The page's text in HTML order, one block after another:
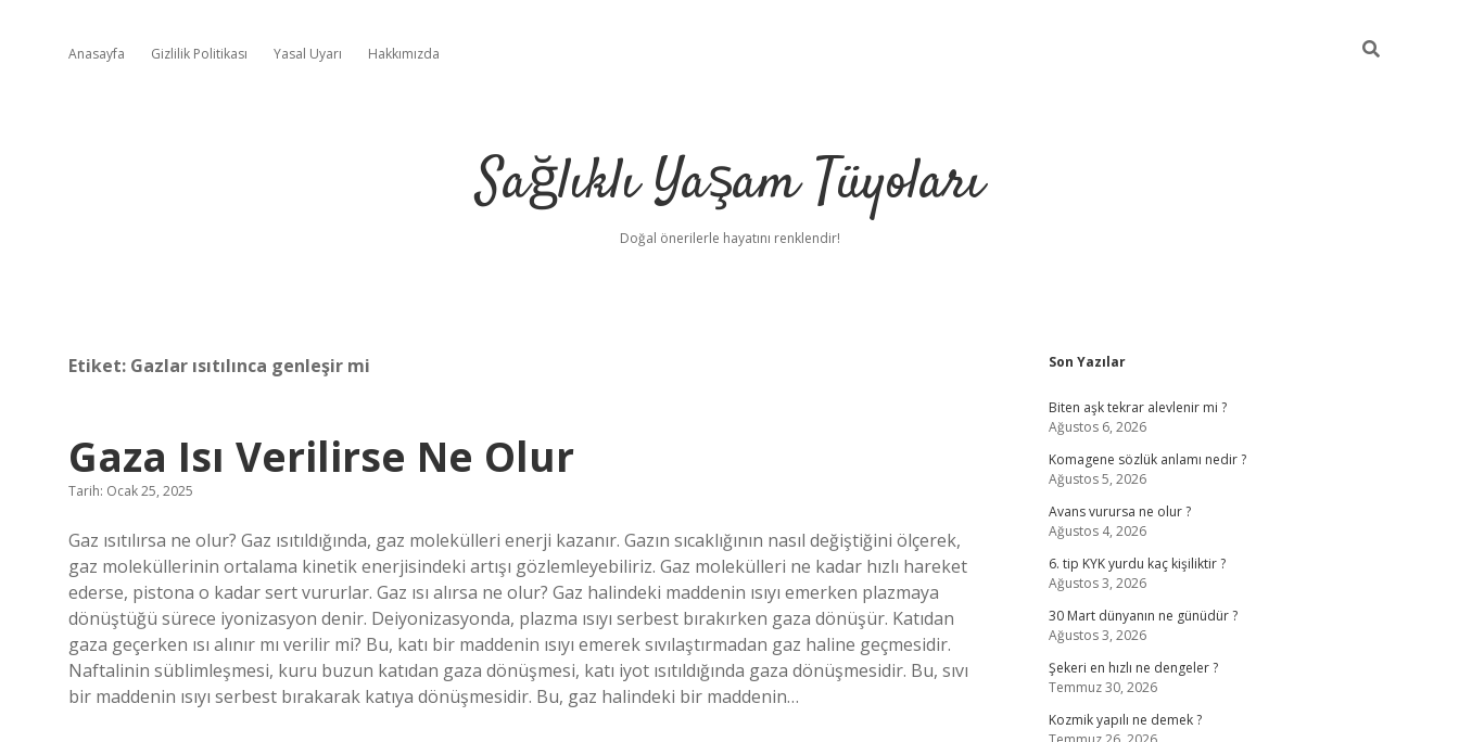
Anasayfa Gizlilik Politikası Yasal Uyarı Hakkımızda
Sağlıklı Yaşam Tüyoları
Doğal önerilerle hayatını renklendir!
Etiket: Gazlar ısıtılınca genleşir mi
Gaza Isı Verilirse Ne Olur
Tarih: Ocak 25, 2025
Gaz ısıtılırsa ne olur? Gaz ısıtıldığında, gaz molekülleri enerji kazanır. Gazın sıcaklığının nasıl değiştiğini ölçerek,
gaz moleküllerinin ortalama kinetik enerjisindeki artışı gözlemleyebiliriz. Gaz molekülleri ne kadar hızlı hareket
ederse, pistona o kadar sert vururlar. Gaz ısı alırsa ne olur? Gaz halindeki maddenin ısıyı emerken plazmaya
dönüştüğü sürece iyonizasyon denir. Deiyonizasyonda, plazma ısıyı serbest bırakırken gaza dönüşür. Katıdan
gaza geçerken ısı alınır mı verilir mi? Bu, katı bir maddenin ısıyı emerek sıvılaştırmadan gaz haline geçmesidir.
Naftalinin süblimleşmesi, kuru buzun katıdan gaza dönüşmesi, katı iyot ısıtıldığında gaza dönüşmesidir. Bu, sıvı
bir maddenin ısıyı serbest bırakarak katıya dönüşmesidir. Bu, gaz halindeki bir maddenin…
Sidebar
Son Yazılar
Biten aşk tekrar alevlenir mi ?
Ağustos 6, 2026
Komagene sözlük anlamı nedir ?
Ağustos 5, 2026
Avans vurursa ne olur ?
Ağustos 4, 2026
6. tip KYK yurdu kaç kişiliktir ?
Ağustos 3, 2026
30 Mart dünyanın ne günüdür ?
Ağustos 3, 2026
Şekeri en hızlı ne dengeler ?
Temmuz 30, 2026
Kozmik yapılı ne demek ?